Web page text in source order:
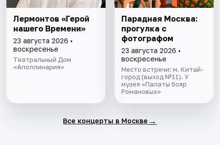
Лермонтов «Герой
нашего Времени»
23 августа 2026 •
воскресенье
Театральный Дом
«Аполлинария»
Парадная Москва:
прогулка с
фотографом
23 августа 2026 •
воскресенье
Место встречи: м. Китай-
город (выход №11). У
музея «Палаты бояр
Романовых»
Все концерты в Москве →